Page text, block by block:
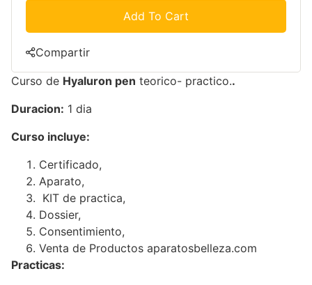
Curso de Hyaluron pen teorico- practico..
Duracion: 1 dia
Curso incluye:
Certificado,
Aparato,
KIT de practica,
Dossier,
Consentimiento,
Venta de Productos aparatosbelleza.com
Practicas:
Add To Cart
Compartir